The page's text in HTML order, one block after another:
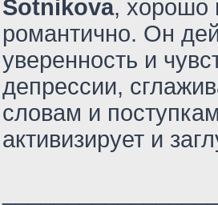
Sotnikova, хорошо
романтично. Он
уверенность и
депрессии,
словам и
активизирует и